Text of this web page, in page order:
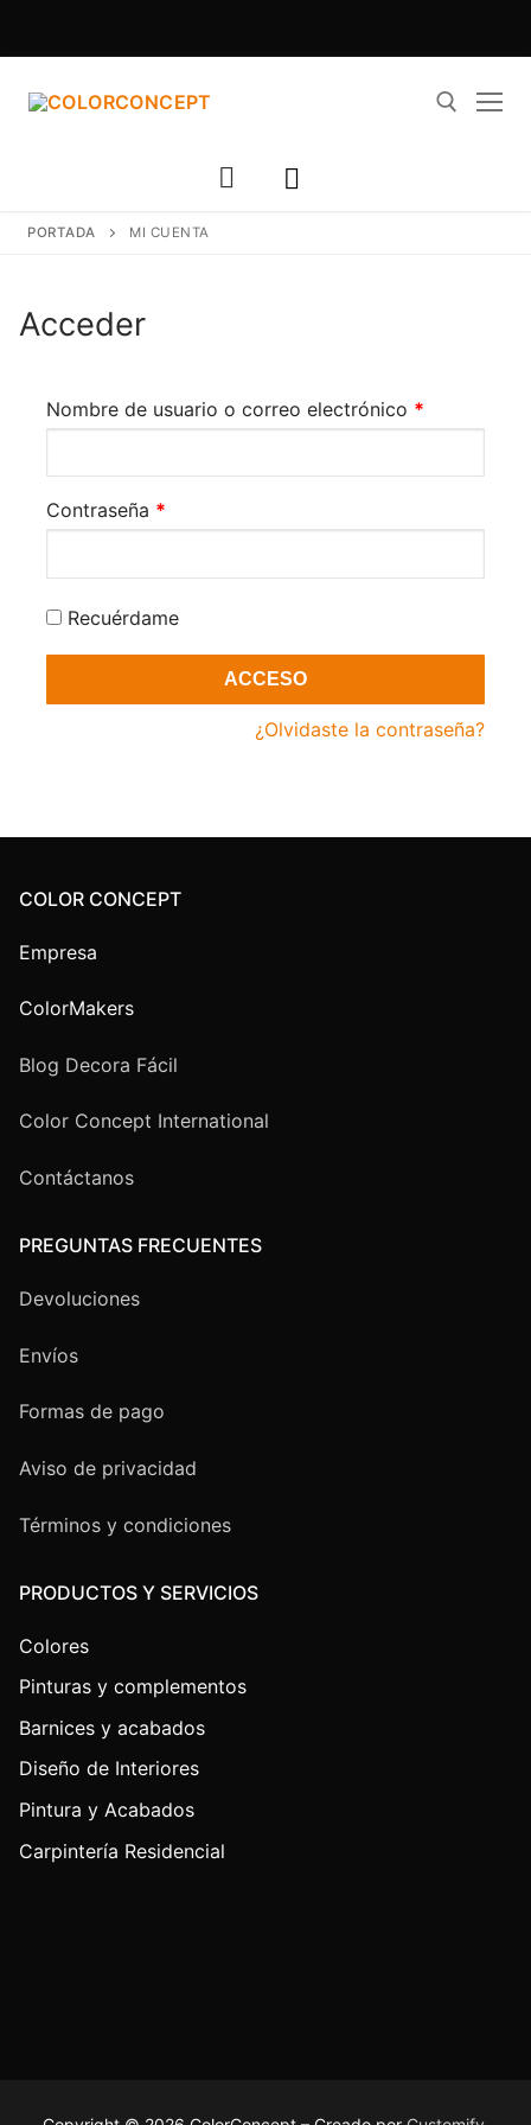
PORTADA MI CUENTA
Acceder
Nombre de usuario o correo electrónico *
Contraseña *
Recuérdame
ACCESO
¿Olvidaste la contraseña?
COLOR CONCEPT
Empresa
ColorMakers
Blog Decora Fácil
Color Concept International
Contáctanos
PREGUNTAS FRECUENTES
Devoluciones
Envíos
Formas de pago
Aviso de privacidad
Términos y condiciones
PRODUCTOS Y SERVICIOS
Colores
Pinturas y complementos
Barnices y acabados
Diseño de Interiores
Pintura y Acabados
Carpintería Residencial